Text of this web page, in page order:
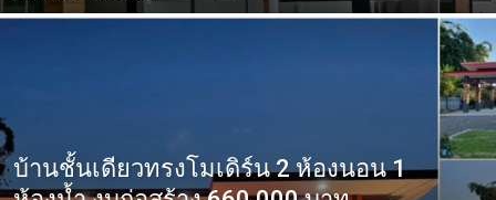
บ้านชั้นเดียวทรงโมเดิร์น 2 ห้องนอน 1